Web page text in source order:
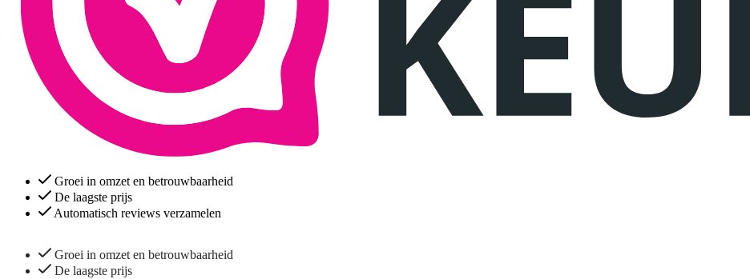
Groei in omzet en betrouwbaarheid
De laagste prijs
Automatisch reviews verzamelen
Groei in omzet en betrouwbaarheid
De laagste prijs